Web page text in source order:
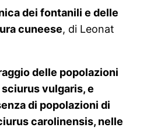
dei fontanili e delle
cuneese, di Leonat
delle popolazioni
vulgaris, e
di popolazioni di
carolinensis, nelle